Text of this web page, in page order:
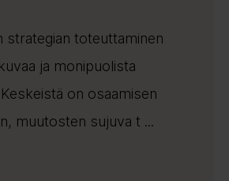
strategian toteuttaminen
ja monipuolista
on osaamisen
muutosten sujuva t ...